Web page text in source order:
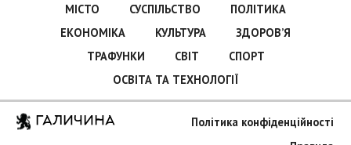
МІСТО СУСПІЛЬСТВО
ПОЛІТИКА
ЕКОНОМІКА
КУЛЬТУРА
ЗДОРОВ’Я
ТРАФУНКИ
СВІТ
СПОРТ
ОСВІТА ТА ТЕХНОЛОГІЇ
ГАЛИЧИНА
Політика конфіденційності